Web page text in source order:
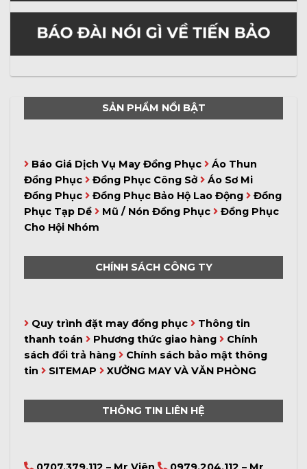
SẢN PHẨM NỔI BẬT
Báo Giá Dịch Vụ May Đồng Phục
Áo Thun
Đồng Phục
Đồng Phục Công Sở
Áo Sơ Mi
Đồng Phục
Đồng Phục Bảo Hộ Lao Động
Đồng
Phục Tạp Dề
Mũ / Nón Đồng Phục
Đồng Phục
Cho Hội Nhóm
CHÍNH SÁCH CÔNG TY
Quy trình đặt may đồng phục
Thông tin
thanh toán
Phương thức giao hàng
Chính
sách đổi trả hàng
Chính sách bảo mật thông
tin
SITEMAP XƯỞNG MAY VÀ VĂN PHÒNG
THÔNG TIN LIÊN HỆ